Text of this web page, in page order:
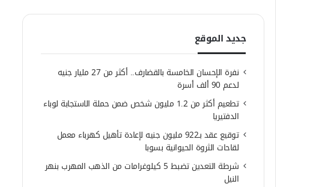
جديد الموقع
نفرة الإحسان الخامسة بالقضارف.. أكثر من 27 مليار جنيه
لدعم 90 ألف أسرة
تطعيم أكثر من 1.2 مليون شخص ضمن حملة الاستجابة لوباء
الدفتيريا
توقيع عقد بـ922 مليون جنيه لإعادة تأهيل كهرباء معمل
لقاحات الثروة الحيوانية بسوبا
شرطة التعدين تضبط 5 كيلوغرامات من الذهب المهرب بنهر
النيل